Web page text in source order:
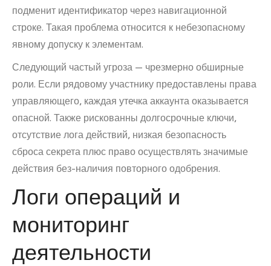
подменит идентификатор через навигационной
строке. Такая проблема относится к небезопасному
явному допуску к элементам.
Следующий частый угроза — чрезмерно обширные
роли. Если рядовому участнику предоставлены права
управляющего, каждая утечка аккаунта оказывается
опасной. Также рискованны долгосрочные ключи,
отсутствие лога действий, низкая безопасность
сброса секрета плюс право осуществлять значимые
действия без-наличия повторного одобрения.
Логи операций и
мониторинг
деятельности